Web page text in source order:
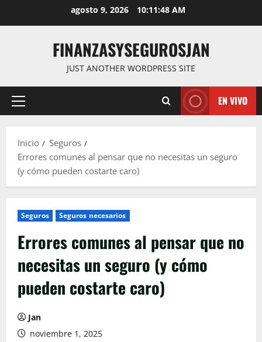
agosto 9, 2026 10:11:50 AM
FINANZASYSEGUROSJAN
JUST ANOTHER WORDPRESS SITE
Menú
EN VIVO
Inicio
Seguros
Errores comunes al pensar que no necesitas un seguro
(y cómo pueden costarte caro)
Seguros Seguros necesarios
Errores comunes al pensar que no
necesitas un seguro (y cómo
pueden costarte caro)
Jan
noviembre 1, 2025